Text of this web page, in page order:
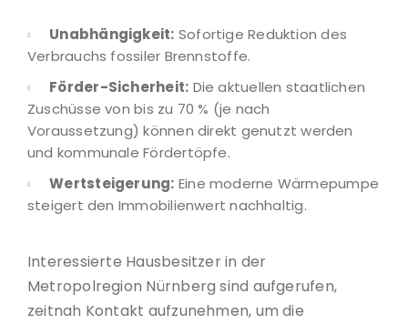
Unabhängigkeit: Sofortige Reduktion des
Verbrauchs fossiler Brennstoffe.
Förder-Sicherheit: Die aktuellen staatlichen
Zuschüsse von bis zu 70 % (je nach
Voraussetzung) können direkt genutzt werden
und kommunale Fördertöpfe.
Wertsteigerung: Eine moderne Wärmepumpe
steigert den Immobilienwert nachhaltig.
Interessierte Hausbesitzer in der
Metropolregion Nürnberg sind aufgerufen,
zeitnah Kontakt aufzunehmen, um die